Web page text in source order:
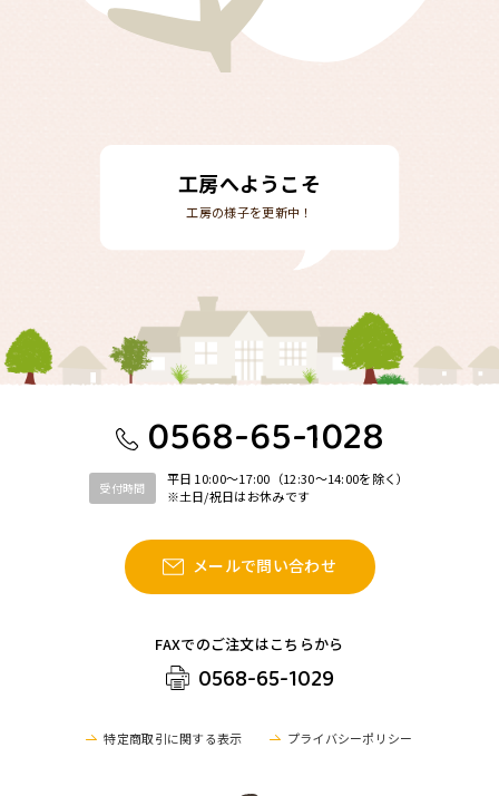
工房へようこそ
工房の様子を更新中！
0568-65-1028
受付時間
平日 10:00〜17:00（12:30〜14:00を除く）
※土日/祝日はお休みです
メールで問い合わせ
FAXでのご注文はこちらから
0568-65-1029
特定商取引に関する表示 プライバシーポリシー